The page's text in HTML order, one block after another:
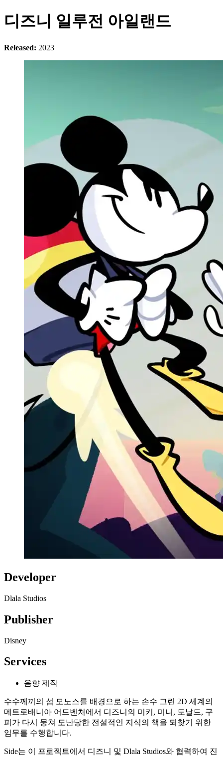
디즈니 일루전 아일랜드
Released: 2023
Developer
Dlala Studios
Publisher
Disney
Services
음향 제작
수수께끼의 섬 모노스를 배경으로 하는 손수 그린 2D 세계의
메트로배니아 어드벤처에서 디즈니의 미키, 미니, 도날드, 구
피가 다시 뭉쳐 도난당한 전설적인 지식의 책을 되찾기 위한
임무를 수행합니다.
Side는 이 프로젝트에서 디즈니 및 Dlala Studios와 협력하여 진